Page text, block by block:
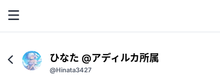
ひなた @アディルカ所属
@Hinata3427